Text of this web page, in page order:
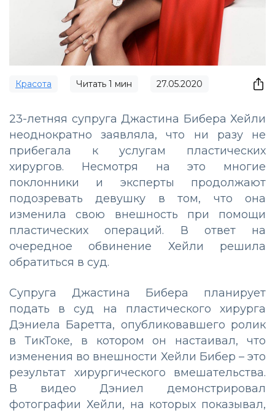
Красота Читать 1 мин 27.05.2020
23-летняя супруга Джастина Бибера Хейли
неоднократно заявляла, что ни разу не
прибегала к услугам пластических
хирургов. Несмотря на это многие
поклонники и эксперты продолжают
подозревать девушку в том, что она
изменила свою внешность при помощи
пластических операций. В ответ на
очередное обвинение Хейли решила
обратиться в суд.
Супруга Джастина Бибера планирует
подать в суд на пластического хирурга
Дэниела Баретта, опубликовавшего ролик
в ТикТоке, в котором он настаивал, что
изменения во внешности Хейли Бибер – это
результат хирургического вмешательства.
В видео Дэниел демонстрировал
фотографии Хейли, на которых показывал,